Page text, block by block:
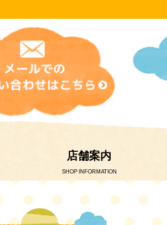
店舗案内
SHOP INFORMATION